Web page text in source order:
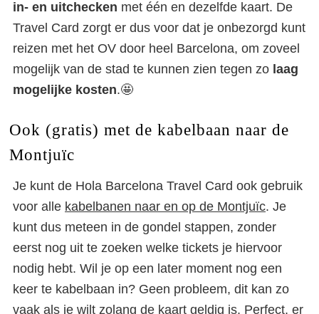
in- en uitchecken met één en dezelfde kaart. De
Travel Card zorgt er dus voor dat je onbezorgd kunt
reizen met het OV door heel Barcelona, om zoveel
mogelijk van de stad te kunnen zien tegen zo laag
mogelijke kosten.🤩
Ook (gratis) met de kabelbaan naar de
Montjuïc
Je kunt de Hola Barcelona Travel Card ook gebruik
voor alle kabelbanen naar en op de Montjuïc. Je
kunt dus meteen in de gondel stappen, zonder
eerst nog uit te zoeken welke tickets je hiervoor
nodig hebt. Wil je op een later moment nog een
keer te kabelbaan in? Geen probleem, dit kan zo
vaak als je wilt zolang de kaart geldig is. Perfect, er